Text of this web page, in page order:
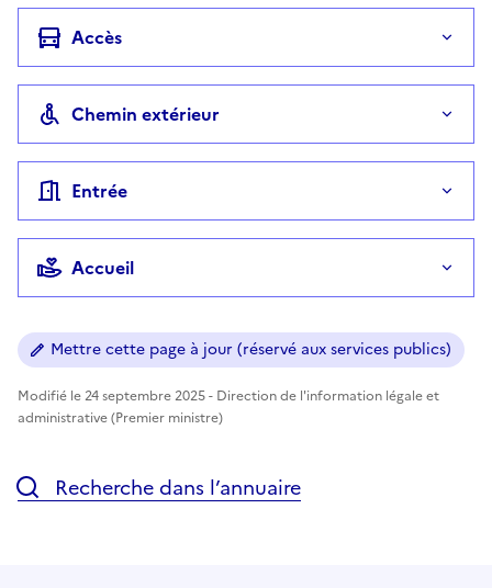
Accès
Chemin extérieur
Entrée
Accueil
Mettre cette page à jour (réservé aux services publics)
Modifié le 24 septembre 2025 - Direction de l'information légale et
administrative (Premier ministre)
Recherche dans l’annuaire